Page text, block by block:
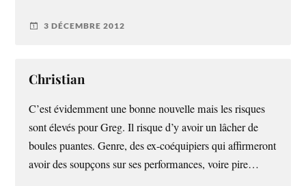
3 DÉCEMBRE 2012
Christian
C’est évidemment une bonne nouvelle mais les risques
sont élevés pour Greg. Il risque d’y avoir un lâcher de
boules puantes. Genre, des ex-coéquipiers qui affirmeront
avoir des soupçons sur ses performances, voire pire…